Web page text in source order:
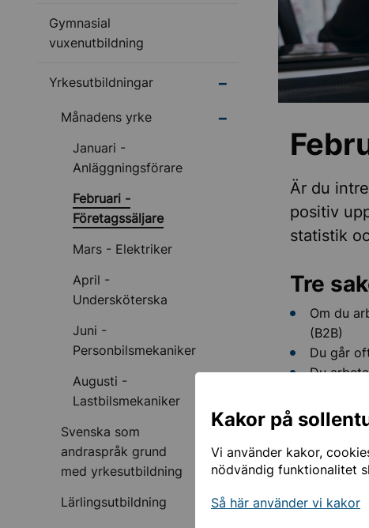
Kakor på
Vi använder kakor,
nödvändig funktionalitet
Så här använder vi kakor
Gymnasial
vuxenutbildning
Yrkesutbildningar Undermeny för
Månadens yrke
Undermeny för
Januari -
Anläggningsförare
Februari -
Företagssäljare
Mars - Elektriker
April -
Undersköterska
Juni -
Personbilsmekaniker
Augusti -
Lastbilsmekaniker
Svenska som
andraspråk grund
med yrkesutbildning
Lärlingsutbildning
Är du
positiv
statistik
Tre
Om du
(B2B)
Du går
Du
Tre
Ha sinne
Gilla att